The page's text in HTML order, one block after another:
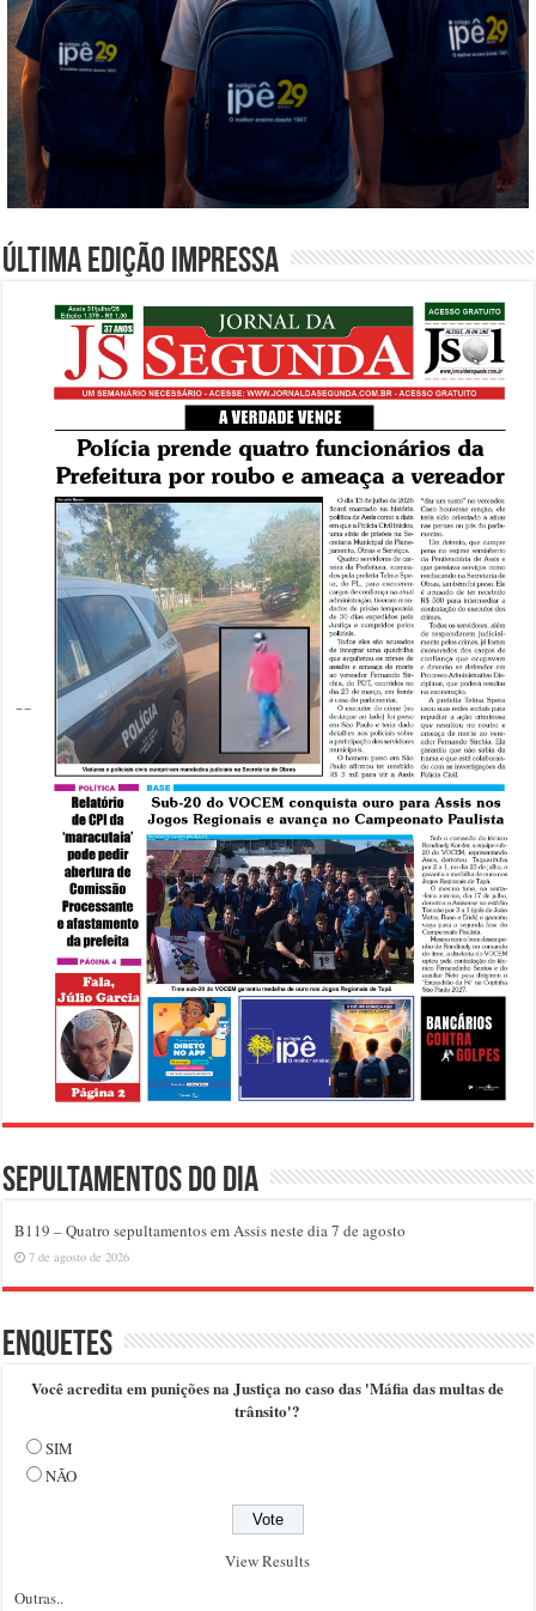
Última edição impressa
Sepultamentos do dia
B119 – Quatro sepultamentos em Assis neste dia 7 de agosto
7 de agosto de 2026
Enquetes
Você acredita em punições na Justiça no caso das 'Máfia das multas de
trânsito'?
SIM
NÃO
View Results
Outras..